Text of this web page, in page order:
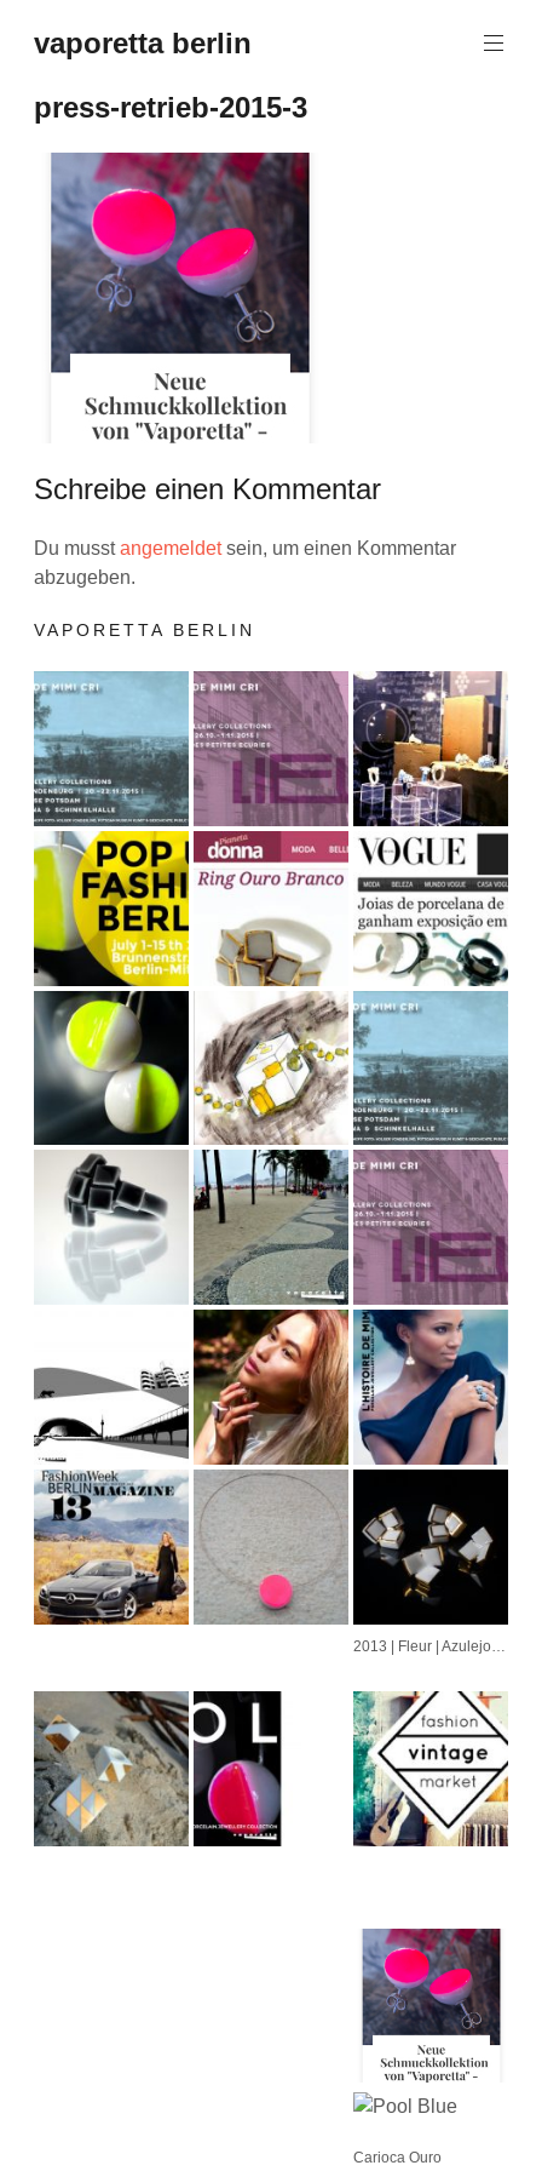
Inhalt
vaporetta berlin
press-retrieb-2015-3
Schreibe einen Kommentar
Du musstangemeldetsein, um einen Kommentar
abzugeben.
VAPORETTA BERLIN
2013 | Fleur | Azulejo | Cubo | Alvorada
Carioca Ouro